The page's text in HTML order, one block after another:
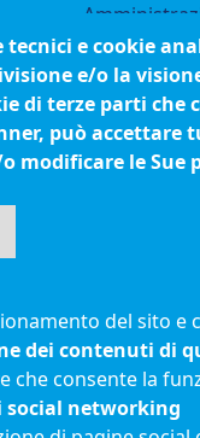
Bandi di
Bilanci
Concorsi e
e cookie
e/o la
di terze parti
può accettare
modificare le Sue
del sito e
dei contenuti di
che consente la
social networking